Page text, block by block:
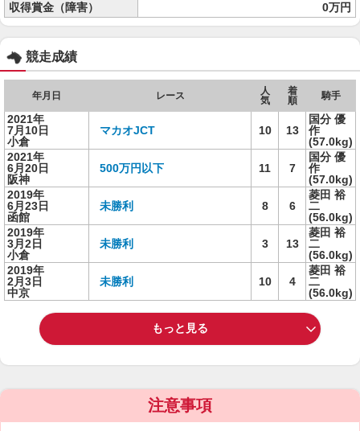
収得賞金（障害）
0万円
競走成績
年月日 レース
人
気
着
順
騎手
2021年
7月10日
小倉
マカオJCT 10 13
国分 優
作
(57.0kg)
2021年
6月20日
阪神
500万円以下 11 7
国分 優
作
(57.0kg)
2019年
6月23日
函館
未勝利 8 6
菱田 裕
二
(56.0kg)
2019年
3月2日
小倉
未勝利 3 13
菱田 裕
二
(56.0kg)
2019年
2月3日
中京
未勝利 10 4
菱田 裕
二
(56.0kg)
もっと見る
注意事項